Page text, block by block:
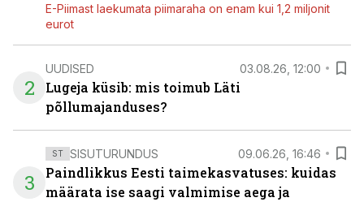
E-Piimast laekumata piimaraha on enam kui 1,2 miljonit
eurot
2
UUDISED 03.08.26, 12:00
Lugeja küsib: mis toimub Läti
põllumajanduses?
3
ST SISUTURUNDUS 09.06.26, 16:46
Paindlikkus Eesti taimekasvatuses: kuidas
määrata ise saagi valmimise aega ja